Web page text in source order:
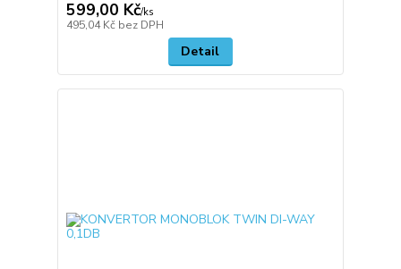
599,00 Kč/ks
495,04 Kč bez DPH
Detail